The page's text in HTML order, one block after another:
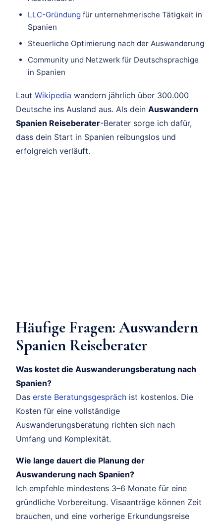
LLC-Gründung für unternehmerische Tätigkeit in
Spanien
Steuerliche Optimierung nach der Auswanderung
Community und Netzwerk für Deutschsprachige
in Spanien
Laut Wikipedia wandern jährlich über 300.000
Deutsche ins Ausland aus. Als dein Auswandern
Spanien Reiseberater-Berater sorge ich dafür,
dass dein Start in Spanien reibungslos und
erfolgreich verläuft.
Häufige Fragen: Auswandern
Spanien Reiseberater
Was kostet die Auswanderungsberatung nach
Spanien?
Das erste Beratungsgespräch ist kostenlos. Die
Kosten für eine vollständige
Auswanderungsberatung richten sich nach
Umfang und Komplexität.
Wie lange dauert die Planung der
Auswanderung nach Spanien?
Ich empfehle mindestens 3–6 Monate für eine
gründliche Vorbereitung. Visaanträge können Zeit
brauchen, und eine vorherige Erkundungsreise